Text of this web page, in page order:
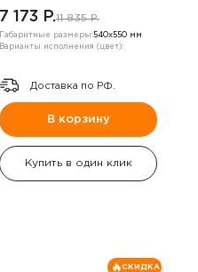
7 173 P.11 835 P.
Габаритные размеры:540х550 мм
Варианты исполнения (цвет):
Доставка по РФ.
В корзину
Купить в один клик
СКИДКА